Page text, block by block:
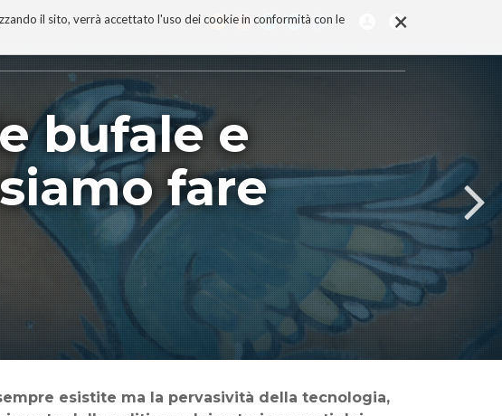
×
il sito, verrà accettato l'uso dei cookie in conformità con le
bufale e
fare